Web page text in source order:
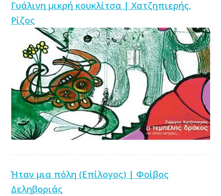
Γυάλινη μικρή κουκλίτσα | Χατζηπιερής,
Ρίζος
Ήταν μια πόλη (Επίλογος) | Φοίβος
Δεληβοριάς